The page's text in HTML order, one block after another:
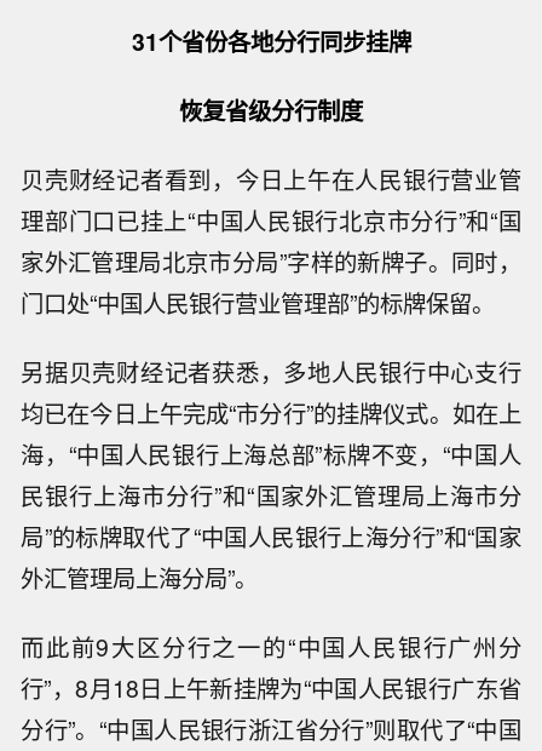
31个省份各地分行同步挂牌
恢复省级分行制度
贝壳财经记者看到，今日上午在人民银行营业管
理部门口已挂上“中国人民银行北京市分行”和“国
家外汇管理局北京市分局”字样的新牌子。同时，
门口处“中国人民银行营业管理部”的标牌保留。
另据贝壳财经记者获悉，多地人民银行中心支行
均已在今日上午完成“市分行”的挂牌仪式。如在上
海，“中国人民银行上海总部”标牌不变，“中国人
民银行上海市分行”和“国家外汇管理局上海市分
局”的标牌取代了“中国人民银行上海分行”和“国家
外汇管理局上海分局”。
而此前9大区分行之一的“中国人民银行广州分
行”，8月18日上午新挂牌为“中国人民银行广东省
分行”。“中国人民银行浙江省分行”则取代了“中国